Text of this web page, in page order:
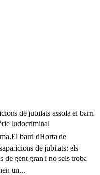
de jubilats assola el barri
ludocriminal
barri dHorta de
de jubilats: els
de gent gran i no sels troba
un...